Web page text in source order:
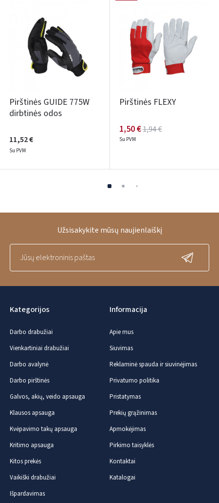
Pirštinės GUIDE 775W
dirbtinės odos
11,52 €
Su PVM
Pirštinės FLEXY
1,50 €1,94 €
Su PVM
Kategorijos
Darbo drabužiai
Vienkartiniai drabužiai
Darbo avalynė
Darbo pirštinės
Galvos, akių, veido apsauga
Klausos apsauga
Kvėpavimo takų apsauga
Kritimo apsauga
Kitos prekės
Vaikiški drabužiai
Išpardavimas
Informacija
Apie mus
Siuvimas
Reklaminė spauda ir siuvinėjimas
Privatumo politika
Pristatymas
Prekių grąžinimas
Apmokėjimas
Pirkimo taisyklės
Kontaktai
Katalogai
Užsisakykite mūsų naujienlaiškį